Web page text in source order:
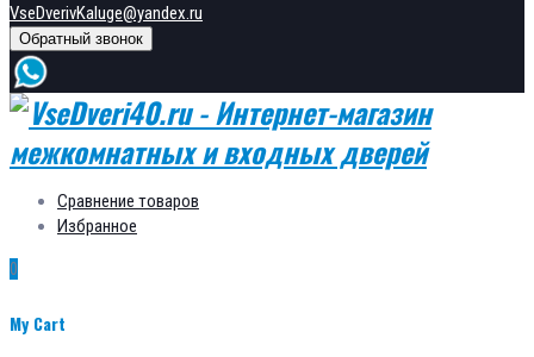
VseDverivKaluge@yandex.ru
Обратный звонок
Сравнение товаров
Избранное
0
My Cart